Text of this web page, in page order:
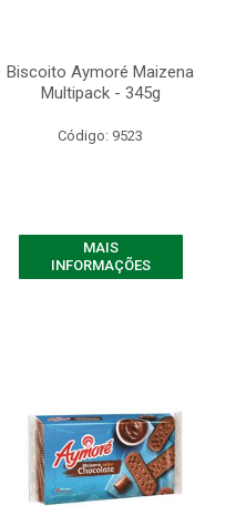
Biscoito Aymoré Maizena
Multipack - 345g
Código: 9523
MAIS
INFORMAÇÕES